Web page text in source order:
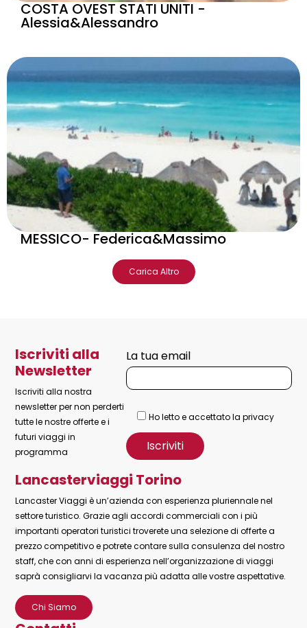
COSTA OVEST STATI UNITI -
Alessia&Alessandro
MESSICO- Federica&Massimo
Carica Altro
Lancasterviaggi Torino
Lancaster Viaggi è un’azienda con esperienza pluriennale nel
settore turistico. Grazie agli accordi commerciali con i più
importanti operatori turistici troverete una selezione di offerte a
prezzo competitivo e potrete contare sulla consulenza del nostro
staff, che con anni di esperienza nell’organizzazione di viaggi
saprà consigliarvi la vacanza più adatta alle vostre aspettative.
Chi Siamo
Iscriviti alla
Newsletter
Iscriviti alla nostra
newsletter per non perderti
tutte le nostre offerte e i
futuri viaggi in
programma
La tua email
Ho letto e accettato la privacy